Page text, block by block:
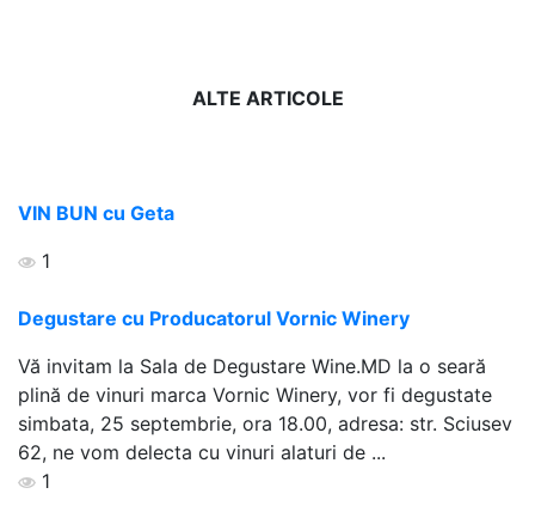
ALTE ARTICOLE
VIN BUN cu Geta
1
Degustare cu Producatorul Vornic Winery
Vă invitam la Sala de Degustare Wine.MD la o seară
plină de vinuri marca Vornic Winery, vor fi degustate
simbata, 25 septembrie, ora 18.00, adresa: str. Sciusev
62, ne vom delecta cu vinuri alaturi de ...
1